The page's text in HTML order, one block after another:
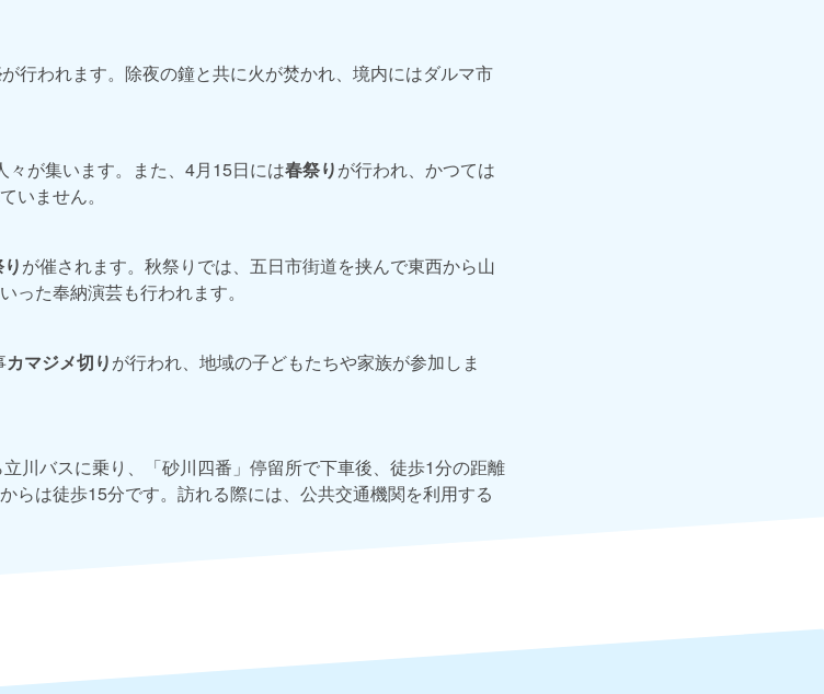
が行われます。除夜の鐘と共に火が焚かれ、境内にはダルマ市
々が集います。また、4月15日には春祭りが行われ、かつては
いません。
が催されます。秋祭りでは、五日市街道を挟んで東西から山
った奉納演芸も行われます。
カマジメ切りが行われ、地域の子どもたちや家族が参加しま
川バスに乗り、「砂川四番」停留所で下車後、徒歩1分の距離
らは徒歩15分です。訪れる際には、公共交通機関を利用する